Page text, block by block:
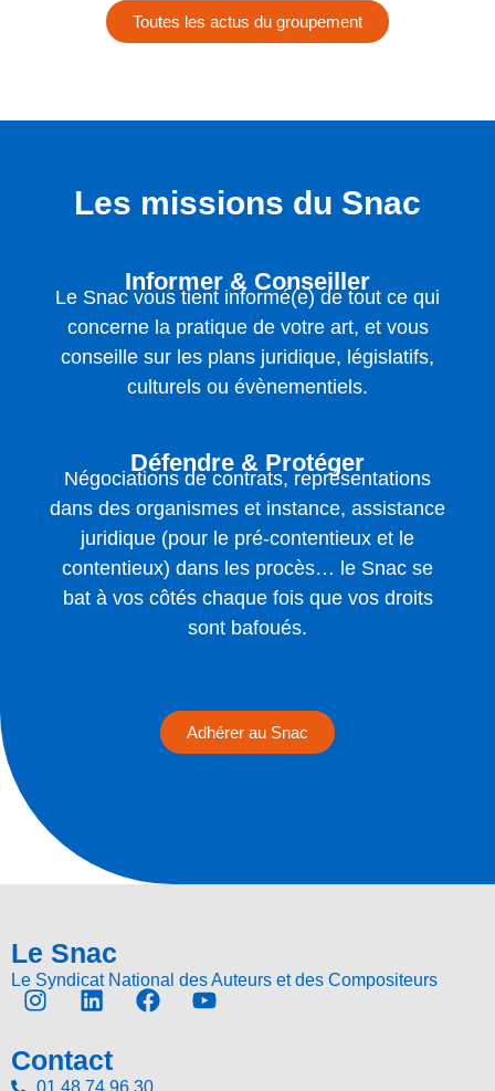
Toutes les actus du groupement
Les missions du Snac
Informer & Conseiller
Le Snac vous tient informé(e) de tout ce qui
concerne la pratique de votre art, et vous
conseille sur les plans juridique, législatifs,
culturels ou évènementiels.
Défendre & Protéger
Négociations de contrats, représentations
dans des organismes et instance, assistance
juridique (pour le pré-contentieux et le
contentieux) dans les procès… le Snac se
bat à vos côtés chaque fois que vos droits
sont bafoués.
Adhérer au Snac
Le Snac
Le Syndicat National des Auteurs et des Compositeurs
Contact
01 48 74 96 30